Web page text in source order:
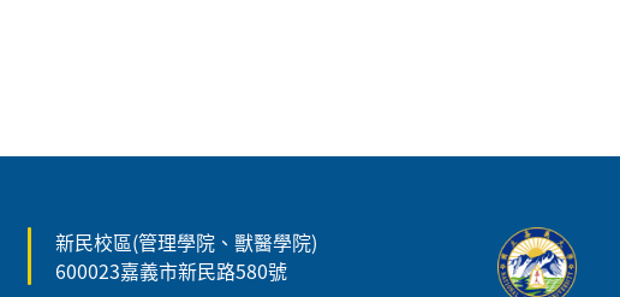
新民校區(管理學院、獸醫學院)
600023嘉義市新民路580號